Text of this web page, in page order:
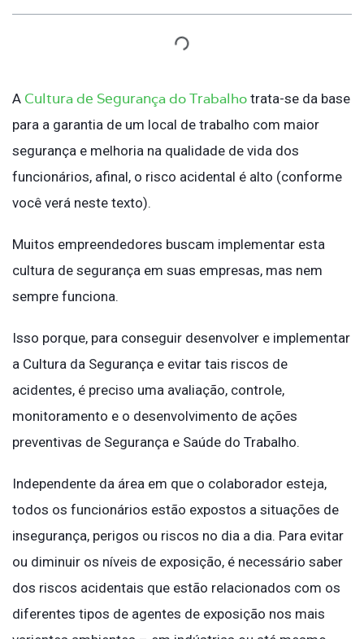
A Cultura de Segurança do Trabalho trata-se da base
para a garantia de um local de trabalho com maior
segurança e melhoria na qualidade de vida dos
funcionários, afinal, o risco acidental é alto (conforme
você verá neste texto).
Muitos empreendedores buscam implementar esta
cultura de segurança em suas empresas, mas nem
sempre funciona.
Isso porque, para conseguir desenvolver e implementar
a Cultura da Segurança e evitar tais riscos de
acidentes, é preciso uma avaliação, controle,
monitoramento e o desenvolvimento de ações
preventivas de Segurança e Saúde do Trabalho.
Independente da área em que o colaborador esteja,
todos os funcionários estão expostos a situações de
insegurança, perigos ou riscos no dia a dia. Para evitar
ou diminuir os níveis de exposição, é necessário saber
dos riscos acidentais que estão relacionados com os
diferentes tipos de agentes de exposição nos mais